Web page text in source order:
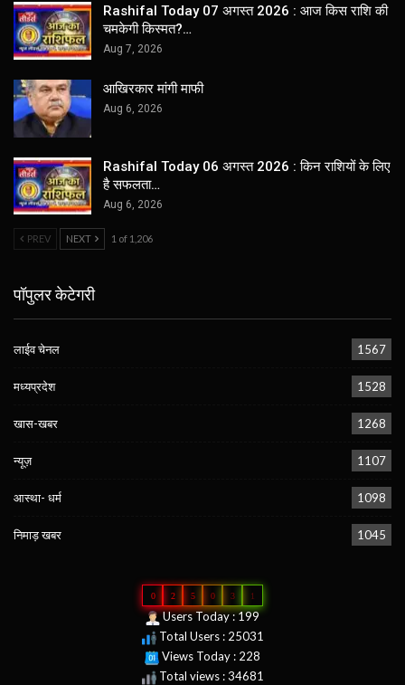
Rashifal Today 07 अगस्त 2026 : आज किस राशि की
चमकेगी किस्मत?…
Aug 7, 2026
आखिरकार मांगी माफी
Aug 6, 2026
Rashifal Today 06 अगस्त 2026 : किन राशियों के लिए
है सफलता…
Aug 6, 2026
PREV NEXT 1 of 1,206
पॉपुलर केटेगरी
लाईव चेनल 1567
मध्यप्रदेश 1528
खास-खबर 1268
न्यूज़ 1107
आस्था- धर्म 1098
निमाड़ खबर 1045
0 2 5 0 3 1
Users Today : 199
Total Users : 25031
Views Today : 228
Total views : 34681